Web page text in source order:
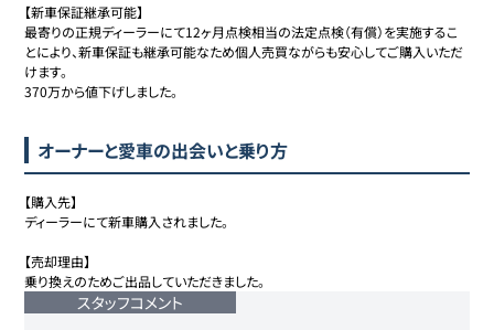
【新車保証継承可能】
最寄りの正規ディーラーにて12ヶ月点検相当の法定点検（有償）を実施するこ
とにより、新車保証も継承可能なため個人売買ながらも安心してご購入いただ
けます。
370万から値下げしました。
オーナーと愛車の出会いと乗り方
【購入先】
ディーラーにて新車購入されました。
【売却理由】
乗り換えのためご出品していただきました。
スタッフコメント